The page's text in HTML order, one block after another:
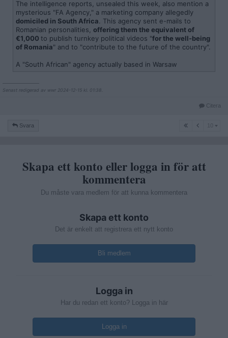
The intelligence reports, unsealed this week, also mention a
mysterious "FA Agency," a marketing company allegedly
domiciled in South Africa . This agency sent e-mails to
Romanian personalities, offering them the equivalent of
€1,000 to publish turnkey political videos "for the well-being
of Romania" and to "contribute to the future of the country".
A "South African" agency actually based in Warsaw
Senast redigerad av wwr 2024-12-15 kl. 01:38.
Citera
Svara
Skapa ett konto eller logga in för att
kommentera
Du måste vara medlem för att kunna kommentera
Skapa ett konto
Det är enkelt att registrera ett nytt konto
Bli medlem
Logga in
Har du redan ett konto? Logga in här
Logga in